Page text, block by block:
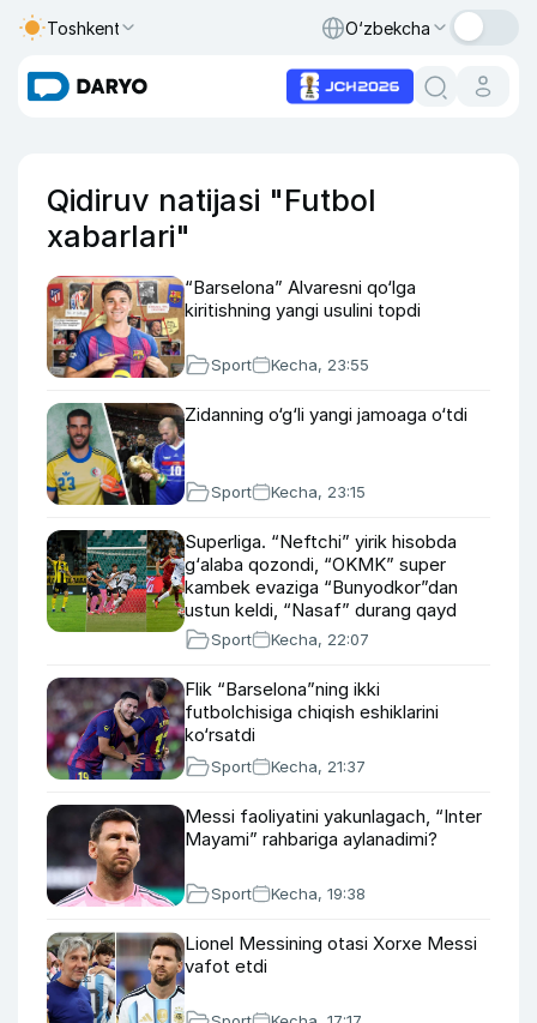
Toshkent O‘zbekcha
Qidiruv natijasi "Futbol
xabarlari"
“Barselona” Alvaresni qo‘lga
kiritishning yangi usulini topdi
Sport Kecha, 23:55
Zidanning o‘g‘li yangi jamoaga o‘tdi
Sport Kecha, 23:15
Superliga. “Neftchi” yirik hisobda
g‘alaba qozondi, “OKMK” super
kambek evaziga “Bunyodkor”dan
ustun keldi, “Nasaf” durang qayd
etdiSport Kecha, 22:07
Flik “Barselona”ning ikki
futbolchisiga chiqish eshiklarini
ko‘rsatdi
Sport Kecha, 21:37
Messi faoliyatini yakunlagach, “Inter
Mayami” rahbariga aylanadimi?
Sport Kecha, 19:38
Lionel Messining otasi Xorxe Messi
vafot etdi